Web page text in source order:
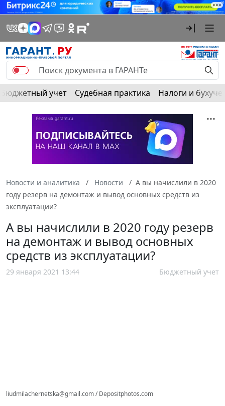
Бюджетный учет Судебная практика Налоги и
Новости и аналитика Новости
А вы начислили в 2020
году резерв на демонтаж и вывод основных средств из
эксплуатации?
А вы начислили в 2020 году резерв
на демонтаж и вывод основных
средств из эксплуатации?
29 января 2021 13:44 Бюджетный учет
liudmilachernetska@gmail.com / Depositphotos.com